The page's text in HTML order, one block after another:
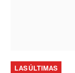
LAS ÚLTIMAS